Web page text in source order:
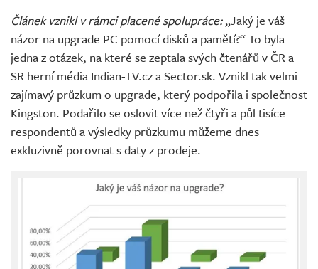
Živě
Článek vznikl v rámci placené spolupráce: „Jaký je váš
názor na upgrade PC pomocí disků a pamětí?“ To byla
jedna z otázek, na které se zeptala svých čtenářů v ČR a
SR herní média Indian-TV.cz a Sector.sk. Vznikl tak velmi
zajímavý průzkum o upgrade, který podpořila i společnost
Kingston. Podařilo se oslovit více než čtyři a půl tisíce
respondentů a výsledky průzkumu můžeme dnes
exkluzivně porovnat s daty z prodeje.